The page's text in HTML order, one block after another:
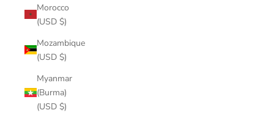
Morocco
(USD $)
Mozambique
(USD $)
Myanmar
(Burma)
(USD $)